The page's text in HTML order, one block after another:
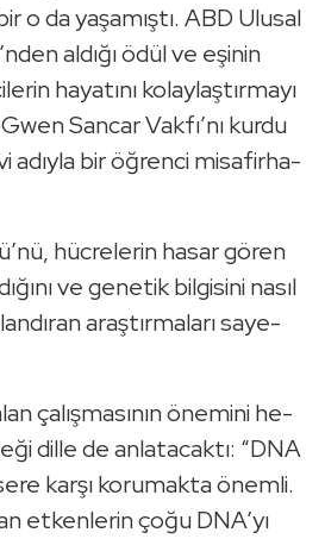
o da ya­şa­mış­tı. ABD Ulu­sal
al­dı­ğı ödül ve eşi­nin
ha­ya­tı­nı ko­lay­laş­tır­ma­yı
San­car Vakfı’nı kurdu
adıy­la bir öğ­ren­ci mi­sa­fir­ha­
hüc­re­le­rin hasar gören
ve ge­ne­tik bil­gi­si­ni nasıl
araş­tır­ma­la­rı sa­ye­
ça­lış­ma­sı­nın öne­mi­ni he­
dille de an­la­ta­cak­tı: “DNA
karşı ko­ru­mak­ta önem­li.
et­ken­le­rin çoğu DNA’yı